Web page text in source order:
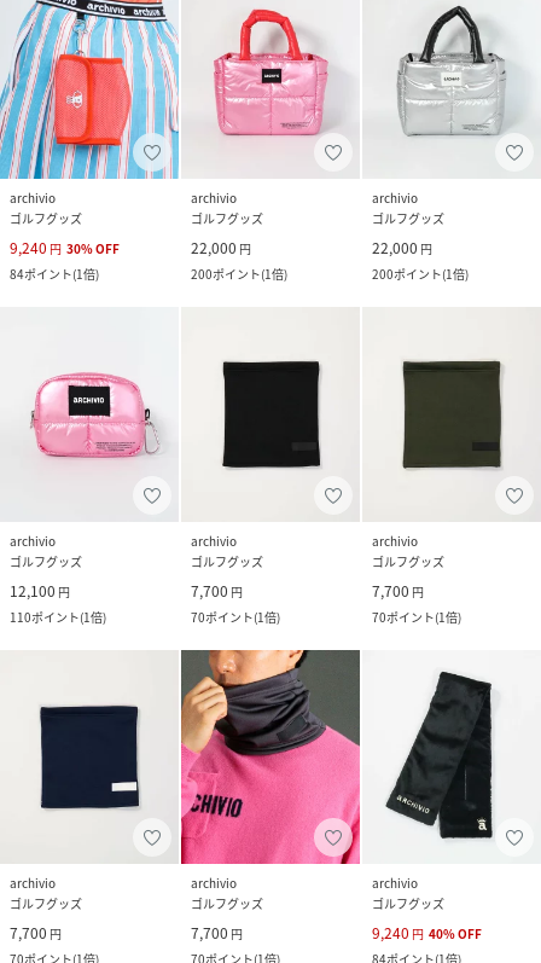
archivio
ゴルフグッズ
9,240 円 30%OFF
84ポイント(1倍)
archivio
ゴルフグッズ
22,000 円
200ポイント(1倍)
archivio
ゴルフグッズ
22,000 円
200ポイント(1倍)
archivio
ゴルフグッズ
12,100 円
110ポイント(1倍)
archivio
ゴルフグッズ
7,700 円
70ポイント(1倍)
archivio
ゴルフグッズ
7,700 円
70ポイント(1倍)
archivio
ゴルフグッズ
7,700 円
70ポイント(1倍)
archivio
ゴルフグッズ
7,700 円
70ポイント(1倍)
archivio
ゴルフグッズ
9,240 円 40%OFF
84ポイント(1倍)